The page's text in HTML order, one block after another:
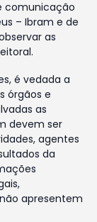
comunicação
– Ibram e de
as
é vedada a
órgãos e
as
devem ser
agentes
da
apresentem